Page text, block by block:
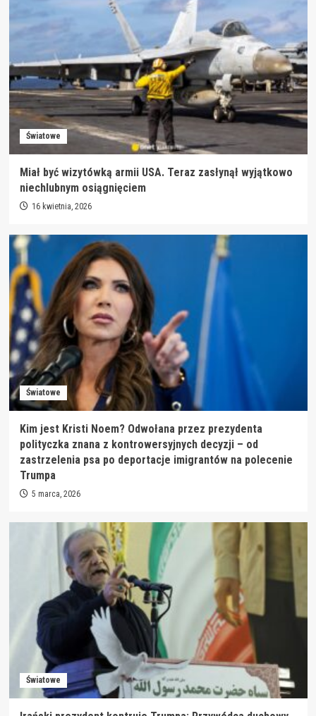
Światowe
Miał być wizytówką armii USA. Teraz zasłynął wyjątkowo
niechlubnym osiągnięciem
16 kwietnia, 2026
Światowe
Kim jest Kristi Noem? Odwołana przez prezydenta
polityczka znana z kontrowersyjnych decyzji – od
zastrzelenia psa po deportacje imigrantów na polecenie
Trumpa
5 marca, 2026
Światowe